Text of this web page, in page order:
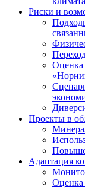
Риски и
Оценка
Проекты в
Адаптация
Оценка